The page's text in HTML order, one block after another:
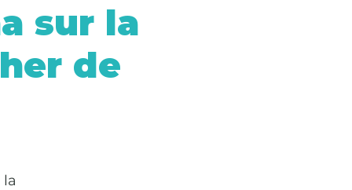
sur la
de